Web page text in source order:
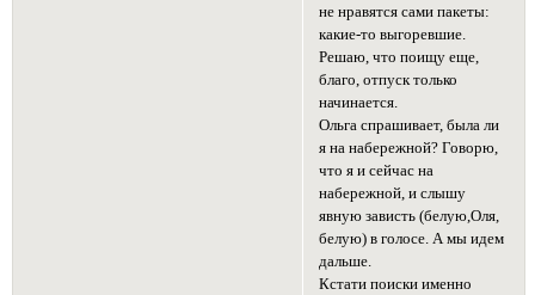
не нравятся сами пакеты:
какие-то выгоревшие.
Решаю, что поищу еще,
благо, отпуск только
начинается.
Ольга спрашивает, была ли
я на набережной? Говорю,
что я и сейчас на
набережной, и слышу
явную зависть (белую,Оля,
белую) в голосе. А мы идем
дальше.
Кстати поиски именно